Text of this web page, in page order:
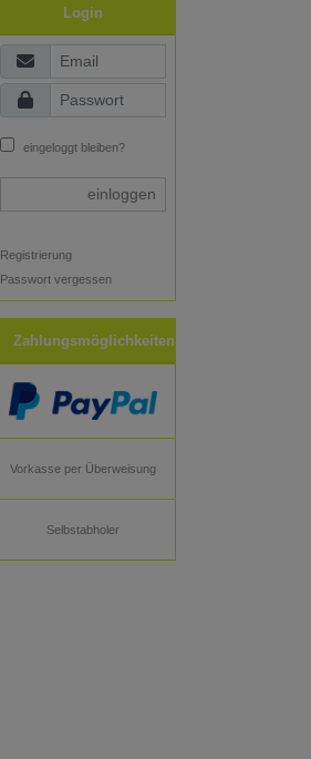
Login
eingeloggt bleiben?
einloggen
Registrierung
Passwort vergessen
Zahlungsmöglichkeiten
Vorkasse per Überweisung
Selbstabholer